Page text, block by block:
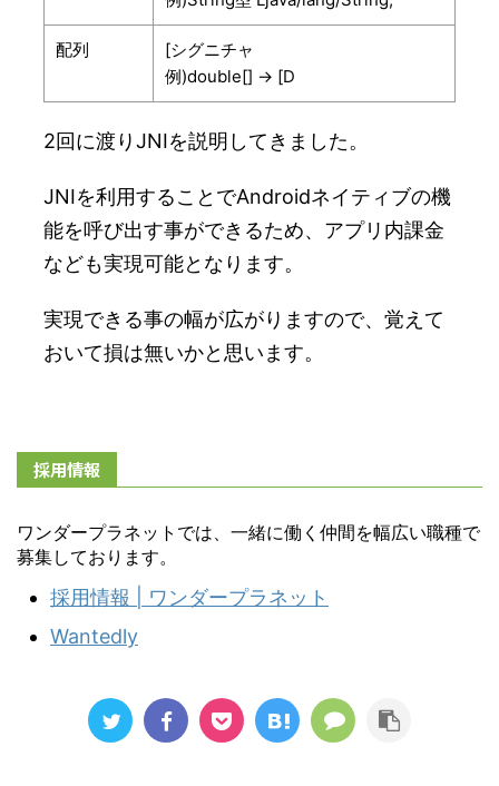
配列
[シグニチャ
例)double[] → [D
2回に渡りJNIを説明してきました。
JNIを利用することでAndroidネイティブの機
能を呼び出す事ができるため、アプリ内課金
なども実現可能となります。
実現できる事の幅が広がりますので、覚えて
おいて損は無いかと思います。
採用情報
ワンダープラネットでは、一緒に働く仲間を幅広い職種で
募集しております。
採用情報 | ワンダープラネット
Wantedly